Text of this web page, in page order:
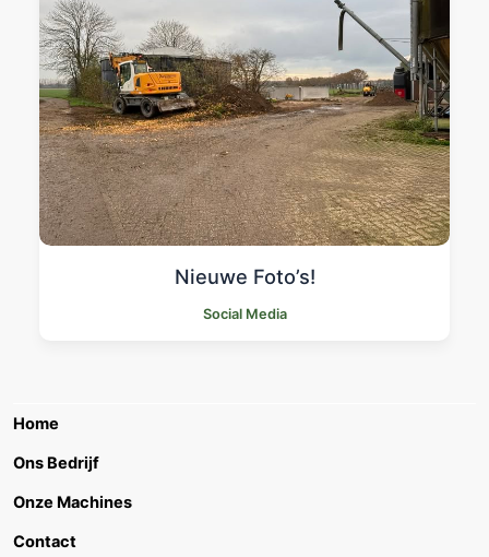
Nieuwe Foto’s!
Social Media
Home
Ons Bedrijf
Onze Machines
Contact